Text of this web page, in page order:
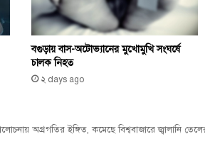
বগুড়ায় বাস-অটোভ্যানের মুখোমুখি সংঘর্ষে
চালক নিহত
২ days ago